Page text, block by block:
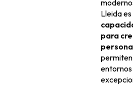
Lleida
para